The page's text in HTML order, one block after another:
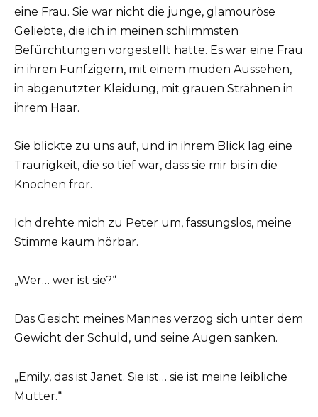
eine Frau. Sie war nicht die junge, glamouröse
Geliebte, die ich in meinen schlimmsten
Befürchtungen vorgestellt hatte. Es war eine Frau
in ihren Fünfzigern, mit einem müden Aussehen,
in abgenutzter Kleidung, mit grauen Strähnen in
ihrem Haar.
Sie blickte zu uns auf, und in ihrem Blick lag eine
Traurigkeit, die so tief war, dass sie mir bis in die
Knochen fror.
Ich drehte mich zu Peter um, fassungslos, meine
Stimme kaum hörbar.
„Wer… wer ist sie?“
Das Gesicht meines Mannes verzog sich unter dem
Gewicht der Schuld, und seine Augen sanken.
„Emily, das ist Janet. Sie ist… sie ist meine leibliche
Mutter.“